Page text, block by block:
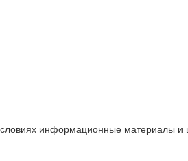
информационные материалы и